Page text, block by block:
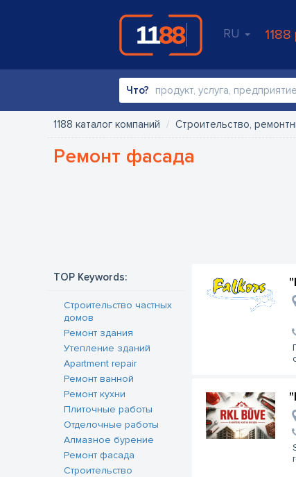
RU
Что?
1188 каталог компаний Строительство,
Ремонт фасада
TOP Keywords:
Строительство частных
домов
Ремонт здания
Утепление зданий
Apartment repair
Ремонт ванной
Ремонт кухни
Плиточные работы
Отделочные работы
Алмазное бурение
Ремонт фасада
Cтроительство